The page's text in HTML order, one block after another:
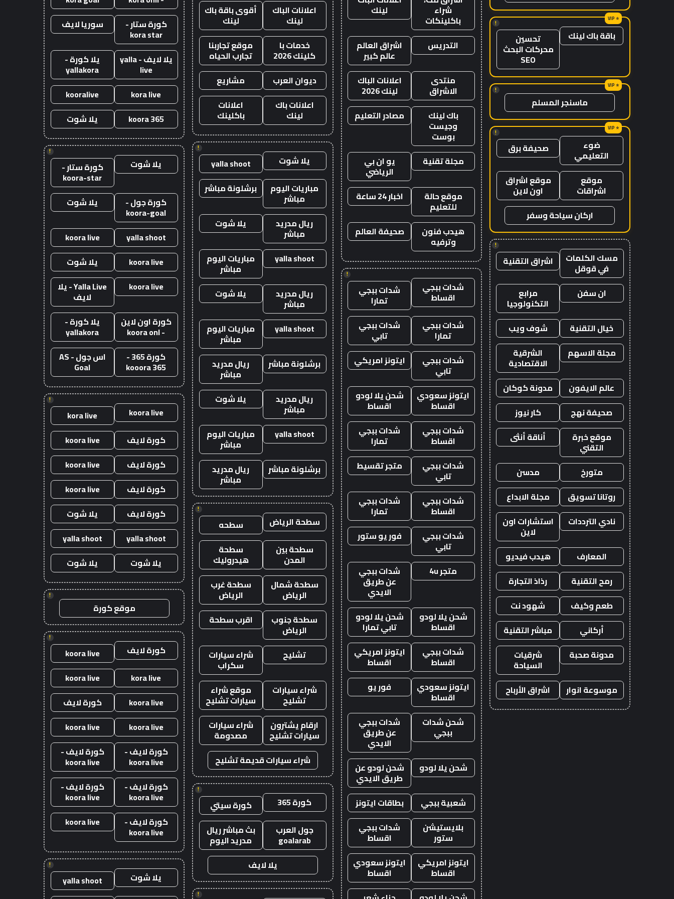
!
باقة باك لينك تحسين
محركات البحث
SEO
!
ماسنجر المسلم
!
ضوء
التعليمي صحيفة برق
موقع
اشراقات
موقع اشراق
اون لاين
اركان سياحة وسفر
!
مسك الكلمات
في قوقل اشراق التقنية
ان سفن مرابع
التكنولوجيا
خيال التقنية
شوف ويب
مجلة الاسهم
الشرقية
الاقتصادية
عالم الايفون
مدونة كوكان
صحيفة نهج
كار نيوز
موقع خبرة
التقني
أناقة أنثى
متورخ
مدسن
روتانا تسويق
مجلة الابداع
نادي الترددات
استشارات اون
لاين
المعارف
هيدب فيديو
رمح التقنية
رذاذ التجارة
طعم وكيف
شهود نت
أركاني
مباشر التقنية
مدونة صحبة
شرقيات
السياحة
موسوعة انوار
اشراق الأرباح
شراء
باكلينكات
لينك
التدريس اشراق العالم
عالم كبير
منتدى
الاشراق
اعلانات الباك
لينك 2026
باك لينك
وجيست
بوست
مصادر التعليم
مجلة تقنية يو ان بي
الرياضي
موقع حالة
للتعليم
اخبار 24 ساعة
هيدب فنون
وترفيه
صحيفة العالم
!
شدات ببجي
اقساط شدات ببجي
تمارا
شدات ببجي
تمارا
شدات ببجي
تابي
شدات ببجي
تابي
ايتونز امريكي
ايتونز سعودي
اقساط
شحن يلا لودو
اقساط
شدات ببجي
اقساط
شدات ببجي
تمارا
شدات ببجي
تابي
متجر تقسيط
شدات ببجي
اقساط
شدات ببجي
تمارا
شدات ببجي
تابي
فور يو ستور
متجر 4u شدات ببجي
عن طريق
الايدي
شحن يلا لودو
اقساط
شحن يلا لودو
تابي تمارا
شدات ببجي
اقساط
ايتونز امريكي
اقساط
ايتونز سعودي
اقساط
فور يو
شحن شدات
ببجي
شدات ببجي
عن طريق
الايدي
شحن يلا لودو
شحن لودو عن
طريق الايدي
شعبية ببجي
بطاقات ايتونز
بلايستيشن
ستور
شدات ببجي
اقساط
ايتونز امريكي
اقساط
ايتونز سعودي
اقساط
اعلانات الباك
لينك
أقوى باقة باك
لينك
خدمات با
كلينك 2026
موقع تجاربنا
تجارب الحياه
ديوان العرب
مشاريع
اعلانات باك
لينك
اعلانات
باكلينك
!
يلا شوت
yalla shoot
مباريات اليوم
مباشر
برشلونة مباشر
ريال مدريد
مباشر
يلا شوت
yalla shoot مباريات اليوم
مباشر
ريال مدريد
مباشر
يلا شوت
yalla shoot مباريات اليوم
مباشر
برشلونة مباشر
ريال مدريد
مباشر
ريال مدريد
مباشر
يلا شوت
yalla shoot مباريات اليوم
مباشر
برشلونة مباشر
ريال مدريد
مباشر
!
سطحة الرياض
سطحه
سطحة بين
المدن
سطحة
هيدروليك
سطحة شمال
الرياض
سطحة غرب
الرياض
سطحة جنوب
الرياض
اقرب سطحة
تشليح شراء سيارات
سكراب
شراء سيارات
تشليح
موقع شراء
سيارات تشليح
ارقام يشترون
سيارات تشليح
شراء سيارات
مصدومة
شراء سيارات قديمة تشليح
!
كورة 365
كورة سيتي
جول العرب
goalarab
بث مباشر ريال
مدريد اليوم
يلا لايف
!
كورة ستار -
kora star
سوريا لايف
يلا لايف - yalla
live
يلا كورة -
yallakora
kora live
kooralive
koora 365
يلا شوت
!
يلا شوت كورة ستار -
koora-star
كورة جول -
koora-goal
يلا شوت
yalla shoot
koora live
koora live
يلا شوت
koora live
Yalla Live - يلا
لايف
كورة اون لاين
- koora onl
يلا كورة -
yallakora
كورة 365 -
kooora 365
اس جول - AS
Goal
!
koora live
kora live
كورة لايف
koora live
كورة لايف
koora live
كورة لايف
koora live
كورة لايف
يلا شوت
yalla shoot
yalla shoot
يلا شوت
يلا شوت
!
موقع كورة
!
كورة لايف
koora live
kora live
koora live
koora live
كورة لايف
koora live
koora live
كورة لايف -
koora live
كورة لايف -
koora live
كورة لايف -
koora live
كورة لايف -
koora live
كورة لايف -
koora live
koora live
!
يلا شوت
yalla shoot